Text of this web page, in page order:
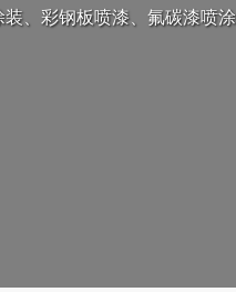
、彩钢板喷漆、氟碳漆喷